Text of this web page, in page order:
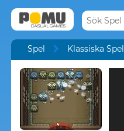
Spel Klassiska Spel